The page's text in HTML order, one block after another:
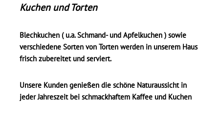
Kuchen und Torten
Blechkuchen ( u.a. Schmand- und Apfelkuchen ) sowie
verschiedene Sorten von Torten werden in unserem Haus
frisch zubereitet und serviert.
Unsere Kunden genießen die schöne Naturaussicht in
jeder Jahreszeit bei schmackhaftem Kaffee und Kuchen